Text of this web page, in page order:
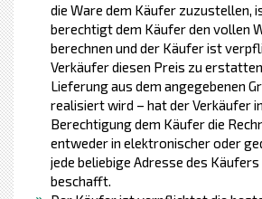
die Ware dem Käufer zuzustellen,
berechtigt dem Käufer den vollen
berechnen und der Käufer ist
Verkäufer diesen Preis zu
Lieferung aus dem angegebenen
realisiert wird – hat der Verkäufer
Berechtigung dem Käufer die
entweder in elektronischer oder
jede beliebige Adresse des Käufers
beschafft.